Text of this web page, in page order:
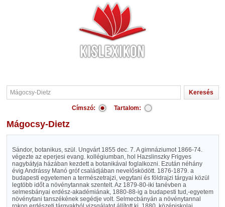
Címszó: Tartalom:
Mágocsy-Dietz
Sándor, botanikus, szül. Ungvárt 1855 dec. 7. A gimnáziumot 1866-74.
végezte az eperjesi evang. kollégiumban, hol Hazslinszky Frigyes
nagybátyja házában kezdett a botanikával foglalkozni. Ezután néhány
évig Andrássy Manó gróf családjában nevelősködött. 1876-1879. a
budapesti egyetemen a természetrajzi, vegytani és földrajzi tárgyai közül
legtöbb időt a növénytannak szentelt. Az 1879-80-iki tanévben a
selmesbányai erdész-akadémiának, 1880-88-ig a budapesti tud,-egyetem
növénytani tanszékének segédje volt. Selmecbányán a növénytannal